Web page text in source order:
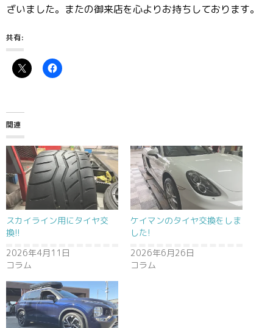
ざいました。またの御来店を心よりお持ちしております。
共有:
関連
スカイライン用にタイヤ交
換!!
2026年4月11日
コラム
ケイマンのタイヤ交換をしま
した!
2026年6月26日
コラム